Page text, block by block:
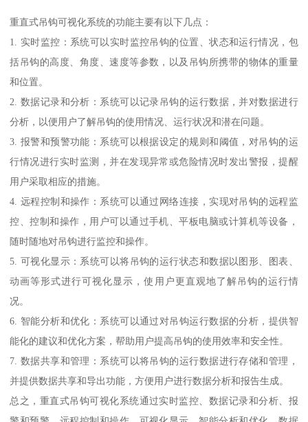
重直式吊钩可视化系统的功能主要有以下几点：
1. 实时监控：系统可以实时监控吊钩的位置、状态和运行情况，包
括吊钩的高度、角度、速度等参数，以及吊钩所携带的物体的重量
和位置。
2. 数据记录和分析：系统可以记录吊钩的运行数据，并对数据进行
分析，以便用户了解吊钩的使用情况、运行状况和潜在问题。
3. 报警和预警功能：系统可以根据设定的规则和阈值，对吊钩的运
行情况进行实时监测，并在发现异常或危险情况时发出警报，提醒
用户采取相应的措施。
4. 远程控制和操作：系统可以通过网络连接，实现对吊钩的远程监
控、控制和操作，用户可以通过手机、平板电脑或计算机等设备，
随时随地对吊钩进行监控和操作。
5. 可视化显示：系统可以将吊钩的运行状态和数据以图形、图表、
动画等形式进行可视化显示，使用户更直观地了解吊钩的运行情
况。
6. 智能分析和优化：系统可以通过对吊钩运行数据的分析，提供智
能化的建议和优化方案，帮助用户提高吊钩的使用效率和安全性。
7. 数据共享和管理：系统可以将吊钩的运行数据进行存储和管理，
并提供数据共享和导出功能，方便用户进行数据分析和报告生成。
总之，重直式吊钩可视化系统通过实时监控、数据记录和分析、报